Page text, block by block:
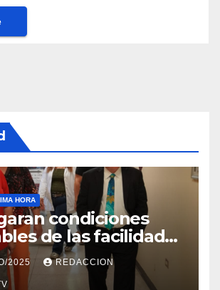
HORA
condiciones
de las facilidades
de la Salud
2025 REDACCION